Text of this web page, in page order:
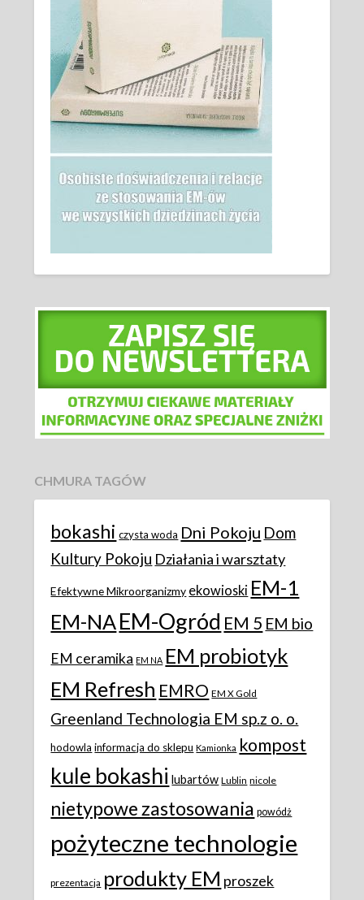
CHMURA TAGÓW
bokashi czysta woda Dni Pokoju Dom
Kultury Pokoju Działania i warsztaty
Efektywne Mikroorganizmy ekowioski EM-1
EM-NAEM-Ogród EM 5 EM bio
EM ceramika EM NA EM probiotyk
EM Refresh EMRO EM X Gold
Greenland Technologia EM sp.z o. o.
hodowla informacja do sklepu Kamionka kompost
kule bokashi lubartów Lublin nicole
nietypowe zastosowania powódż
pożyteczne technologie
prezentacja produkty EM proszek